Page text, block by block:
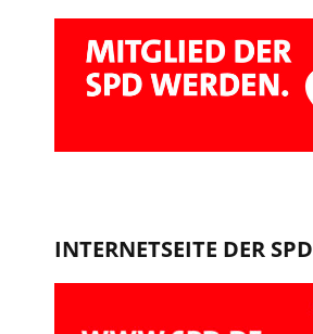
INTERNETSEITE DER SPD